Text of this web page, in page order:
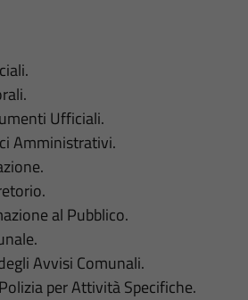
Ufficiali.
Amministrativi.
al Pubblico.
Avvisi Comunali.
per Attività Specifiche.